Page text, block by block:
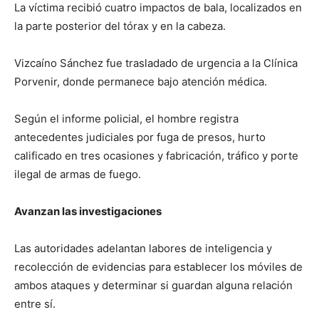
La víctima recibió cuatro impactos de bala, localizados en
la parte posterior del tórax y en la cabeza.
Vizcaíno Sánchez fue trasladado de urgencia a la Clínica
Porvenir, donde permanece bajo atención médica.
Según el informe policial, el hombre registra
antecedentes judiciales por fuga de presos, hurto
calificado en tres ocasiones y fabricación, tráfico y porte
ilegal de armas de fuego.
Avanzan las investigaciones
Las autoridades adelantan labores de inteligencia y
recolección de evidencias para establecer los móviles de
ambos ataques y determinar si guardan alguna relación
entre sí.